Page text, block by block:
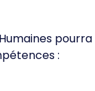
: